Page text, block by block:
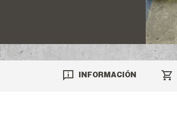
INFORMACIÓN